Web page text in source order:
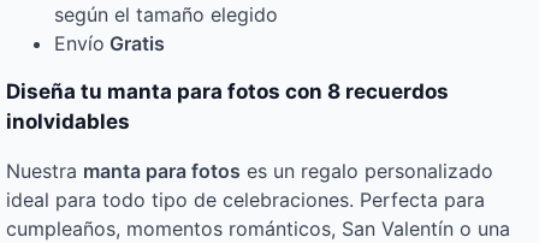
según el tamaño elegido
Envío Gratis
Diseña tu manta para fotos con 8 recuerdos
inolvidables
Nuestra manta para fotos es un regalo personalizado
ideal para todo tipo de celebraciones. Perfecta para
cumpleaños, momentos románticos, San Valentín o una